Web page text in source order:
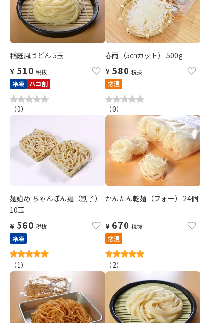
稲庭風うどん 5玉
¥ 510 税抜
冷凍 ハコ割
（0）
春雨（5㎝カット） 500g
¥ 580 税抜
常温
（0）
麺始め ちゃんぽん麺（割子）
10玉
¥ 560 税抜
冷凍
（1）
かんたん乾麺（フォー） 24個
¥ 670 税抜
常温
（2）